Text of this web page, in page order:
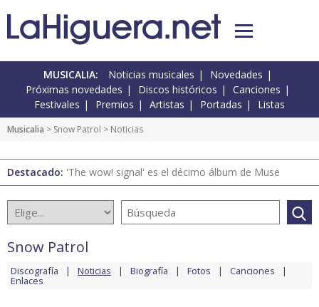
MUSICALIA: Noticias musicales
Novedades
Próximas novedades
Discos históricos
Canciones
Festivales
Premios Artistas Portadas Listas
Musicalia > Snow Patrol > Noticias
Destacado: 'The wow! signal' es el décimo álbum de Muse
Snow Patrol
Discografía Noticias Biografía Fotos Canciones
Enlaces